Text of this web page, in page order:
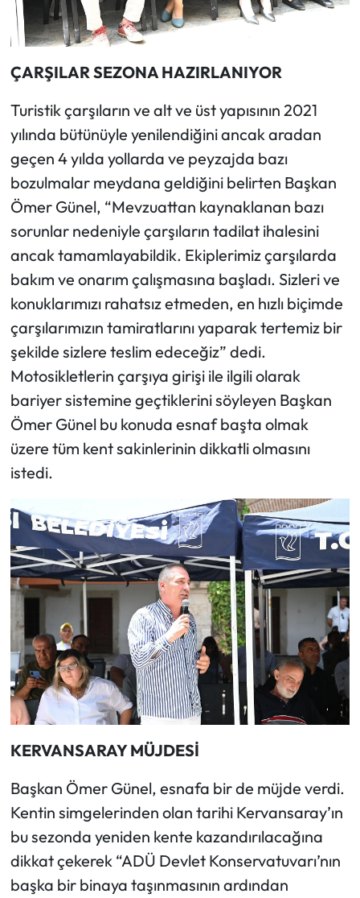
ÇARŞILAR SEZONA HAZIRLANIYOR
Turistik çarşıların ve alt ve üst yapısının 2021
yılında bütünüyle yenilendiğini ancak aradan
geçen 4 yılda yollarda ve peyzajda bazı
bozulmalar meydana geldiğini belirten Başkan
Ömer Günel, “Mevzuattan kaynaklanan bazı
sorunlar nedeniyle çarşıların tadilat ihalesini
ancak tamamlayabildik. Ekiplerimiz çarşılarda
bakım ve onarım çalışmasına başladı. Sizleri ve
konuklarımızı rahatsız etmeden, en hızlı biçimde
çarşılarımızın tamiratlarını yaparak tertemiz bir
şekilde sizlere teslim edeceğiz” dedi.
Motosikletlerin çarşıya girişi ile ilgili olarak
bariyer sistemine geçtiklerini söyleyen Başkan
Ömer Günel bu konuda esnaf başta olmak
üzere tüm kent sakinlerinin dikkatli olmasını
istedi.
KERVANSARAY MÜJDESİ
Başkan Ömer Günel, esnafa bir de müjde verdi.
Kentin simgelerinden olan tarihi Kervansaray’ın
bu sezonda yeniden kente kazandırılacağına
dikkat çekerek “ADÜ Devlet Konservatuvarı’nın
başka bir binaya taşınmasının ardından